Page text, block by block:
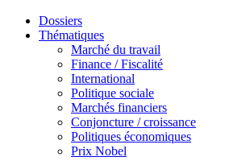
Dossiers
Thématiques
Marché du travail
Finance / Fiscalité
International
Politique sociale
Marchés financiers
Conjoncture / croissance
Politiques économiques
Prix Nobel